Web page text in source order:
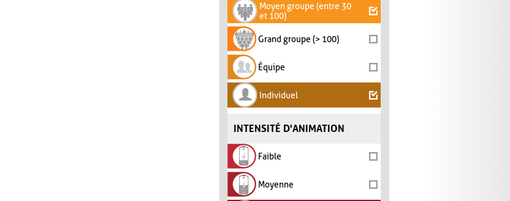
Moyen groupe (entre 30
et 100)
Grand groupe (> 100)
Équipe
Individuel
INTENSITÉ D'ANIMATION
Faible
Moyenne